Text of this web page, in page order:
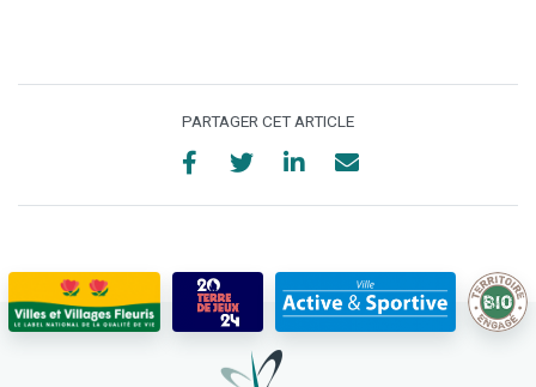
PARTAGER CET ARTICLE